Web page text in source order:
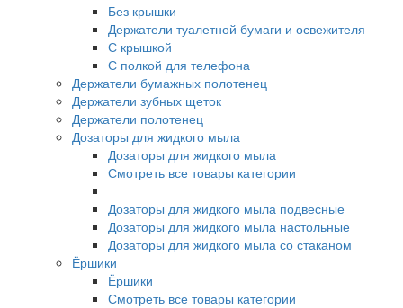
Без крышки
Держатели туалетной бумаги и освежителя
С крышкой
С полкой для телефона
Держатели бумажных полотенец
Держатели зубных щеток
Держатели полотенец
Дозаторы для жидкого мыла
Дозаторы для жидкого мыла
Смотреть все товары категории
Дозаторы для жидкого мыла подвесные
Дозаторы для жидкого мыла настольные
Дозаторы для жидкого мыла со стаканом
Ёршики
Ёршики
Смотреть все товары категории